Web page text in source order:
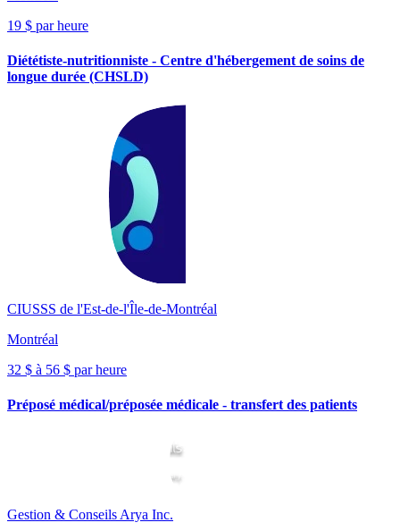
19 $ par heure
Diététiste-nutritionniste - Centre d'hébergement de soins de
longue durée (CHSLD)
CIUSSS de l'Est-de-l'Île-de-Montréal
Montréal
32 $ à 56 $ par heure
Préposé médical/préposée médicale - transfert des patients
Gestion & Conseils Arya Inc.